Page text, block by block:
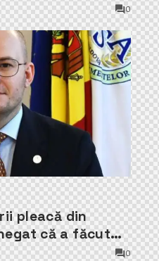
0
pleacă din
că a făcut
0